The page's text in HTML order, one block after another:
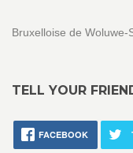
Bruxelloise de
TELL YOUR
FACEBOOK